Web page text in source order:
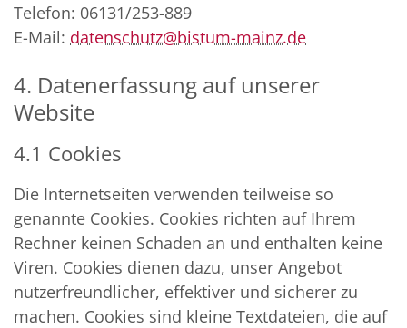
Telefon: 06131/253-889
E-Mail: datenschutz@bistum-mainz.de
4. Datenerfassung auf unserer
Website
4.1 Cookies
Die Internetseiten verwenden teilweise so
genannte Cookies. Cookies richten auf Ihrem
Rechner keinen Schaden an und enthalten keine
Viren. Cookies dienen dazu, unser Angebot
nutzerfreundlicher, effektiver und sicherer zu
machen. Cookies sind kleine Textdateien, die auf